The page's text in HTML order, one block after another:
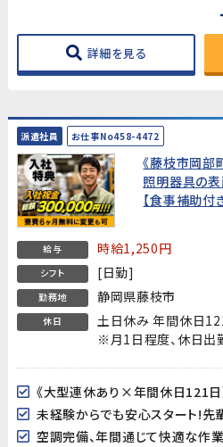
詳細を見る
派遣社員 お仕事No458-4472
《藤枝市岡
照明器具の
【食事補助付
給与 時給1,250円
シフト [日勤]
勤務地 静岡県藤枝市
休日
土日休み 年間休日
※月1日程度、休日出
空調完備、年間通じて快適な作